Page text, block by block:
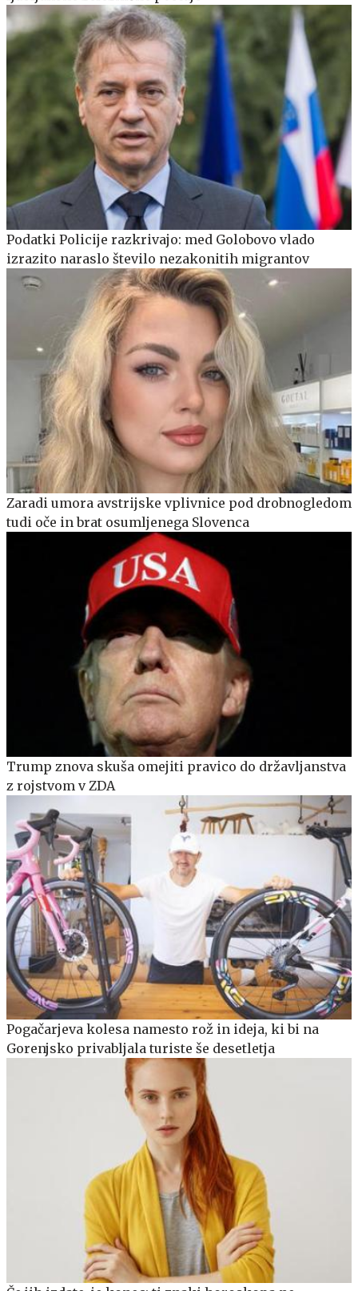
Podatki Policije razkrivajo: med Golobovo vlado
izrazito naraslo število nezakonitih migrantov
Zaradi umora avstrijske vplivnice pod drobnogledom
tudi oče in brat osumljenega Slovenca
Trump znova skuša omejiti pravico do državljanstva
z rojstvom v ZDA
Pogačarjeva kolesa namesto rož in ideja, ki bi na
Gorenjsko privabljala turiste še desetletja